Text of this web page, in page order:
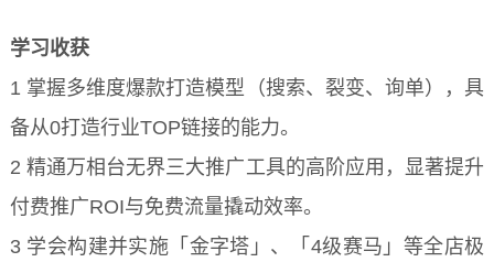
学习收获
1 掌握多维度爆款打造模型（搜索、裂变、询单），具
备从0打造行业TOP链接的能力。
2 精通万相台无界三大推广工具的高阶应用，显著提升
付费推广ROI与免费流量撬动效率。
3 学会构建并实施「金字塔」、「4级赛马」等全店极